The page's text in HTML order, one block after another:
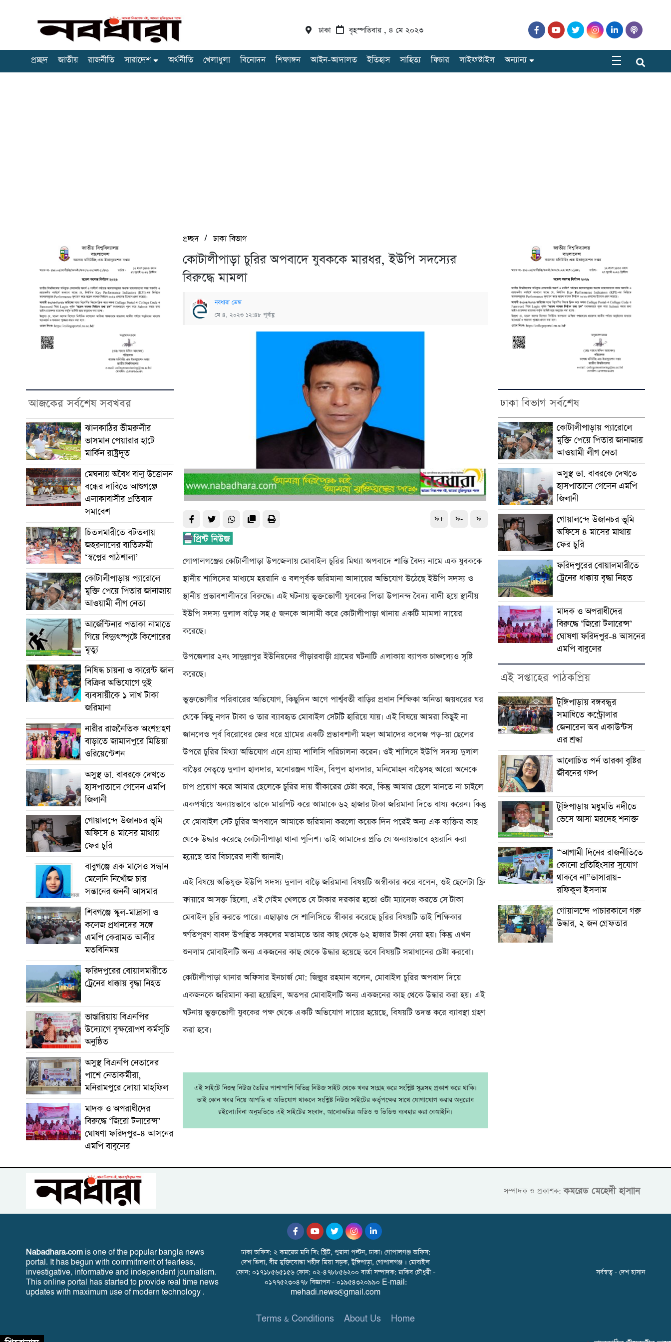
ঢাকা বৃহস্পতিবার , ৪ মে ২০২৩
প্রচ্ছদ জাতীয় রাজনীতি সারাদেশ অর্থনীতি খেলাধুলা বিনোদন শিক্ষাঙ্গন আইন-আদালত ইতিহাস সাহিত্য ফিচার লাইফস্টাইল অন্যান্য
আজকের সর্বশেষ সবখবর
ঝালকাঠির ভীমরুলীর
ভাসমান পেয়ারার হাটে
মার্কিন রাষ্ট্রদূত
মেঘনায় অবৈধ বালু উত্তোলন
বন্ধের দাবিতে আশুগঞ্জে
এলাকাবাসীর প্রতিবাদ
সমাবেশ
চিতলমারীতে বটতলায়
জহরলালের ব্যতিক্রমী
‘স্বপ্নের পাঠশালা’
কোটালীপাড়ায় প্যারোলে
মুক্তি পেয়ে পিতার জানাজায়
আওয়ামী লীগ নেতা
আর্জেন্টিনার পতাকা নামাতে
গিয়ে বিদ্যুৎস্পৃষ্টে কিশোরের
মৃত্যু
নিষিদ্ধ চায়না ও কারেন্ট জাল
বিক্রির অভিযোগে দুই
ব্যবসায়ীকে ১ লাখ টাকা
জরিমানা
নারীর রাজনৈতিক অংশগ্রহণ
বাড়াতে জামালপুরে মিডিয়া
ওরিয়েন্টেশন
অসুস্থ ডা. বাবরকে দেখতে
হাসপাতালে গেলেন এমপি
জিলানী
গোয়ালন্দে উজানচর ভূমি
অফিসে ৪ মাসের মাথায়
ফের চুরি
বাবুগঞ্জে এক মাসেও সন্ধান
মেলেনি নিখোঁজ চার
সন্তানের জননী আসমার
শিবগঞ্জে স্কুল-মাদ্রাসা ও
কলেজ প্রধানদের সঙ্গে
এমপি কেরামত আলীর
মতবিনিময়
ফরিদপুরের বোয়ালমারীতে
ট্রেনের ধাক্কায় বৃদ্ধা নিহত
ভাণ্ডারিয়ায় বিএনপির
উদ্যোগে বৃক্ষরোপণ কর্মসূচি
অনুষ্ঠিত
অসুস্থ বিএনপি নেতাদের
পাশে নেতাকর্মীরা,
মনিরামপুরে দোয়া মাহফিল
মাদক ও অপরাধীদের
বিরুদ্ধে ‘জিরো টলারেন্স’
ঘোষণা ফরিদপুর-৪ আসনের
এমপি বাবুলের
প্রচ্ছদ/ঢাকা বিভাগ
কোটালীপাড়া চুরির অপবাদে যুবককে মারধর, ইউপি সদস্যের
বিরুদ্ধে মামলা
নবধারা ডেস্ক
মে ৪, ২০২৩ ১২:৪৮ পূর্বাহ্ণ
ফ+ ফ- ফ
গোপালগঞ্জের কোটালীপাড়া উপজেলায় মোবাইল চুরির মিথ্যা অপবাদে শান্তি বৈদ্য নামে এক যুবককে
স্থানীয় শালিসের মাধ্যমে হয়রানি ও বলপূর্বক জরিমানা আদায়ের অভিযোগ উঠেছে ইউপি সদস্য ও
স্থানীয় প্রভাবশালীদরে বিরুদ্ধে। এই ঘটনায় ভুক্তভোগী যুবকের পিতা উপানন্দ বৈদ্য বাদী হয়ে স্থানীয়
ইউপি সদস্য দুলাল বাড়ৈ সহ ৫ জনকে আসামী করে কোটালীপাড়া থানায় একটি মামলা দায়ের
করেছে।
উপজেলার ২নং সাদুল্লাপুর ইউনিয়নের পীড়ারবাড়ী গ্রামের ঘটনাটি এলাকায় ব্যাপক চাঞ্চল্যেও সৃষ্টি
করেছে।
ভুক্তভোগীর পরিবারের অভিযোগ, কিছুদিন আগে পার্শ্ববর্তী বাড়ির প্রধান শিক্ষিকা অনিতা জয়ধরের ঘর
থেকে কিছু নগদ টাকা ও তার ব্যাবহৃত মোবাইল সেটটি হারিয়ে যায়। এই বিষয়ে আমরা কিছুই না
জানলেও পূর্ব বিরোধের জের ধরে গ্রামের একটি প্রভাবশালী মহল আমাদের কলেজ পড়–য়া ছেলের
উপরে চুরির মিথ্যা অভিযোগ এনে গ্রাম্য শালিসি পরিচালনা করেন। ওই শালিসে ইউপি সদস্য দুলাল
বাড়ৈর নেতৃত্বে দুলাল হালদার, মনোরঞ্জন গাইন, বিপুল হালদার, মনিমোহন বাড়ৈসহ আরো অনেকে
চাপ প্রয়োগ করে আমার ছেলেকে চুরির দায় স্বীকারের চেষ্টা করে, কিন্তু আমার ছেলে মানতে না চাইলে
একপর্যায়ে অন্যায়ভাবে তাকে মারপিট করে আমাকে ৬২ হাজার টাকা জরিমানা দিতে বাধ্য করেন। কিন্তু
যে মোবাইল সেট চুরির অপবাদে আমাকে জরিমানা করলো কয়েক দিন পরেই অন্য এক ব্যক্তির কাছ
থেকে উদ্ধার করেছে কোটালীপাড়া থানা পুলিশ। তাই আমাদের প্রতি যে অন্যায়ভাবে হয়রানি করা
হয়েছে তার বিচারের দাবী জানাই।
এই বিষয়ে অভিযুক্ত ইউপি সদস্য দুলাল বাড়ৈ জরিমানা বিষয়টি অস্বীকার করে বলেন, ওই ছেলেটা ফ্রি
ফায়ারে আসক্ত ছিলো, এই গেইম খেলতে যে টাকার দরকার হতো ওটা ম্যানেজ করতে সে টাকা
মেবাইল চুরি করতে পারে। এছাড়াও সে শালিসিতে স্বীকার করেছে চুরির বিষয়টি তাই শিক্ষিকার
ক্ষতিপূরণ বাবদ উপস্থিত সকলের মতামতে তার কাছ থেকে ৬২ হাজার টাকা নেয়া হয়। কিন্তু এখন
শুনলাম মোবাইলটি অন্য একজনের কাছ থেকে উদ্ধার হয়েছে তবে বিষয়টি সমাধানের চেষ্টা করবো।
কোটালীপাড়া থানার অফিসার ইনচার্জ মো: জিল্লুর রহমান বলেন, মোবাইল চুরির অপবাদ দিয়ে
একজনকে জরিমানা করা হয়েছিল, অতপর মোবাইলটি অন্য একজনের কাছ থেকে উদ্ধার করা হয়। এই
ঘটনায় ভুক্তভোগী যুবকের পক্ষ থেকে একটি অভিযোগ দায়ের হয়েছে, বিষয়টি তদন্ত করে ব্যাবস্থা গ্রহণ
করা হবে।
এই সাইটে নিজম্ব নিউজ তৈরির পাশাপাশি বিভিন্ন নিউজ সাইট থেকে খবর সংগ্রহ করে সংশ্লিষ্ট সূত্রসহ প্রকাশ করে থাকি।
তাই কোন খবর নিয়ে আপত্তি বা অভিযোগ থাকলে সংশ্লিষ্ট নিউজ সাইটের কর্তৃপক্ষের সাথে যোগাযোগ করার অনুরোধ
রইলো।বিনা অনুমতিতে এই সাইটের সংবাদ, আলোকচিত্র অডিও ও ভিডিও ব্যবহার করা বেআইনি।
ঢাকা বিভাগ সর্বশেষ
কোটালীপাড়ায় প্যারোলে
মুক্তি পেয়ে পিতার জানাজায়
আওয়ামী লীগ নেতা
অসুস্থ ডা. বাবরকে দেখতে
হাসপাতালে গেলেন এমপি
জিলানী
গোয়ালন্দে উজানচর ভূমি
অফিসে ৪ মাসের মাথায়
ফের চুরি
ফরিদপুরের বোয়ালমারীতে
ট্রেনের ধাক্কায় বৃদ্ধা নিহত
মাদক ও অপরাধীদের
বিরুদ্ধে ‘জিরো টলারেন্স’
ঘোষণা ফরিদপুর-৪ আসনের
এমপি বাবুলের
এই সপ্তাহের পাঠকপ্রিয়
টুঙ্গিপাড়ায় বঙ্গবন্ধুর
সমাধিতে কন্ট্রোলার
জেনারেল অব একাউন্টস
এর শ্রদ্ধা
আলোচিত পর্ন তারকা বৃষ্টির
জীবনের গল্প
টুঙ্গিপাড়ায় মধুমতি নদীতে
ভেসে আসা মরদেহ শনাক্ত
“আগামী দিনের রাজনীতিতে
কোনো প্রতিহিংসার সুযোগ
থাকবে না”ডাসারায়–
রফিকুল ইসলাম
গোয়ালন্দে পাচারকালে গরু
উদ্ধার, ২ জন গ্রেফতার
সম্পাদক ও প্রকাশক:কমরেড মেহেদী হাসাান
Nabadhara.com is one of the popular bangla news
portal. It has begun with commitment of fearless,
investigative, informative and independent journalism.
This online portal has started to provide real time news
updates with maximum use of modern technology .
ঢাকা অফিস: ২ কমরেড মনি সিং স্ট্রিট, পুরানা পল্টন, ঢাকা। গোপালগঞ্জ অফিস:
দেশ ভিলা, বীর মুক্তিযোদ্ধা শহীদ মিয়া সড়ক, টুঙ্গিপাড়া, গোপালগঞ্জ । মোবাইল
ফোন: ০১৭১৮৫৬৫১৫৬ ফোন: ০২-৪৭৮৮৫৬২০০ বার্তা সম্পাদক: রাকিব চৌধুরী -
০১৭৭৫২৩০৪৭৮ বিজ্ঞাপন - ০১৯৫৪৩২০৯৯০ E-mail:
mehadi.news@gmail.com
Terms & Conditions About Us Home
সর্বস্বত্ব - দেশ হাসান